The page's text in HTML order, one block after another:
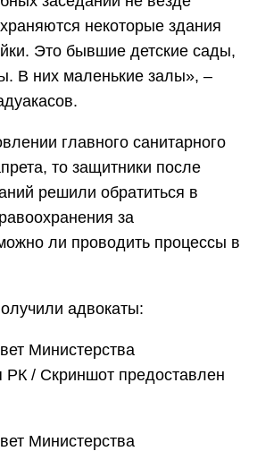
некоторые здания
Это бывшие детские сады,
В них маленькие залы», –
главного санитарного
то защитники после
решили обратиться в
за
ли проводить процессы в
адвокаты:
Министерства
РК / Скриншот предоставлен
Министерства